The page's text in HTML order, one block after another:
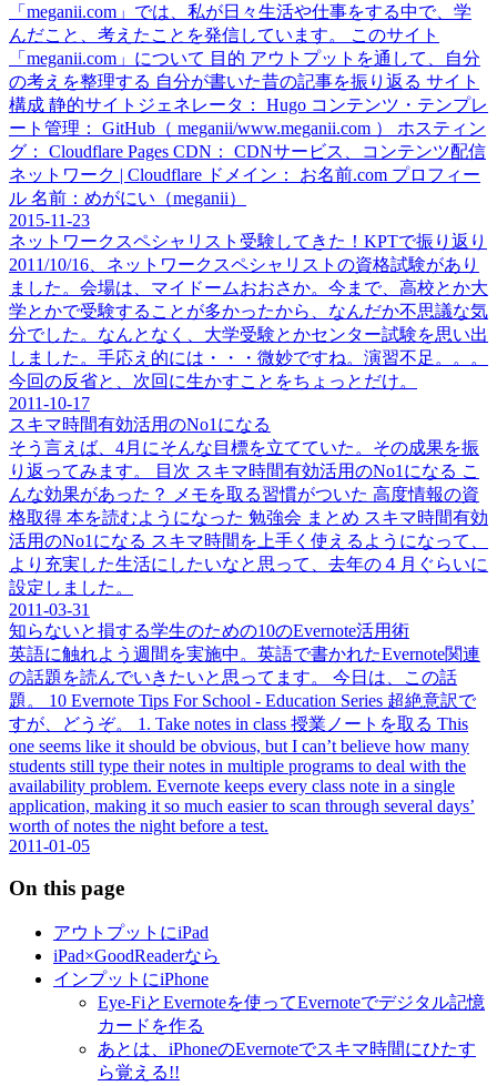
「meganii.com」では、私が日々生活や仕事をする中で、学
んだこと、考えたことを発信しています。 このサイト
「meganii.com」について 目的 アウトプットを通して、自分
の考えを整理する 自分が書いた昔の記事を振り返る サイト
構成 静的サイトジェネレータ： Hugo コンテンツ・テンプレ
ート管理： GitHub（ meganii/www.meganii.com ） ホスティン
グ： Cloudflare Pages CDN： CDNサービス、コンテンツ配信
ネットワーク | Cloudflare ドメイン： お名前.com プロフィー
ル 名前：めがにい（meganii）
2015-11-23
ネットワークスペシャリスト受験してきた！KPTで振り返り
2011/10/16、ネットワークスペシャリストの資格試験があり
ました。会場は、マイドームおおさか。今まで、高校とか大
学とかで受験することが多かったから、なんだか不思議な気
分でした。なんとなく、大学受験とかセンター試験を思い出
しました。手応え的には・・・微妙ですね。演習不足。。。
今回の反省と、次回に生かすことをちょっとだけ。
2011-10-17
スキマ時間有効活用のNo1になる
そう言えば、4月にそんな目標を立てていた。その成果を振
り返ってみます。 目次 スキマ時間有効活用のNo1になる こ
んな効果があった？ メモを取る習慣がついた 高度情報の資
格取得 本を読むようになった 勉強会 まとめ スキマ時間有効
活用のNo1になる スキマ時間を上手く使えるようになって、
より充実した生活にしたいなと思って、去年の４月ぐらいに
設定しました。
2011-03-31
知らないと損する学生のための10のEvernote活用術
英語に触れよう週間を実施中。英語で書かれたEvernote関連
の話題を読んでいきたいと思ってます。 今日は、この話
題。 10 Evernote Tips For School - Education Series 超絶意訳で
すが、どうぞ。 1. Take notes in class 授業ノートを取る This
one seems like it should be obvious, but I can’t believe how many
students still type their notes in multiple programs to deal with the
availability problem. Evernote keeps every class note in a single
application, making it so much easier to scan through several days’
worth of notes the night before a test.
2011-01-05
On this page
アウトプットにiPad
iPad×GoodReaderなら
インプットにiPhone
Eye-FiとEvernoteを使ってEvernoteでデジタル記憶
カードを作る
あとは、iPhoneのEvernoteでスキマ時間にひたす
ら覚える!!